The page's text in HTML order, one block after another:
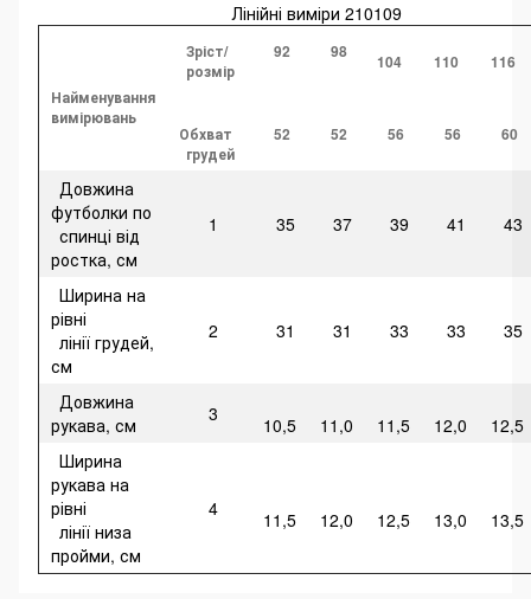
Лінійні виміри 210109
Найменування
вимірювань
Зріст/
розмір
92 98 104 110 116
Обхват
грудей
52 52 56 56 60
Довжина
футболки по
спинці від
ростка, см
1 35 37 39 41 43
Ширина на
рівні
лінії грудей,
см
2 31 31 33 33 35
Довжина
рукава, см
3 10,5 11,0 11,5 12,0
12,5
Ширина
рукава на
рівні
лінії низа
пройми, см
4 11,5 12,0 12,5 13,0 13,5